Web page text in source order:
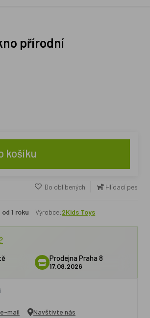
přírodní
košíku
Do oblíbených Hlídací pes
od 1 roku Výrobce:2Kids Toys
Prodejna Praha 8
17.08.2026
mail Navštivte nás